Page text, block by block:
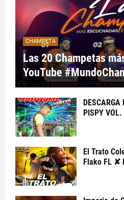
CHAMPETA
Las 20 Champetas
YouTube
DESCARGA
PISPY
El Trato
Flako FL ✘